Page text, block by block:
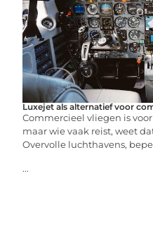
Luxejet als alternatief voor
Commercieel vliegen is
maar wie vaak reist, weet
Overvolle luchthavens,
...